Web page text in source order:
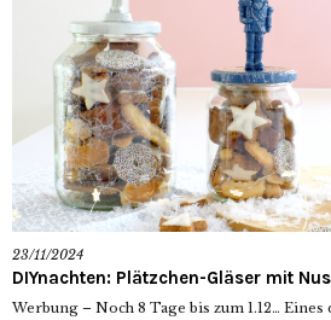
23/11/2024
DIYnachten: Plätzchen-Gläser mit
Werbung – Noch 8 Tage bis zum 1.12…